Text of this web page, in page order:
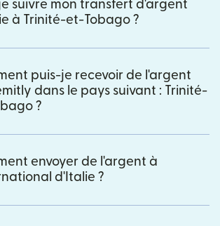
suivre mon transfert d'argent
à Trinité-et-Tobago ?
puis-je recevoir de l'argent
dans le pays suivant : Trinité-
?
envoyer de l'argent à
d'Italie ?